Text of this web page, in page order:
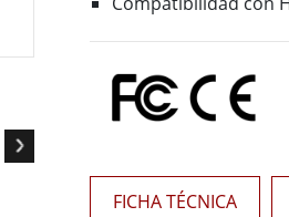
Panel PC Edge AI
Box PCs con Edge AI
FICHA TÉCNICA